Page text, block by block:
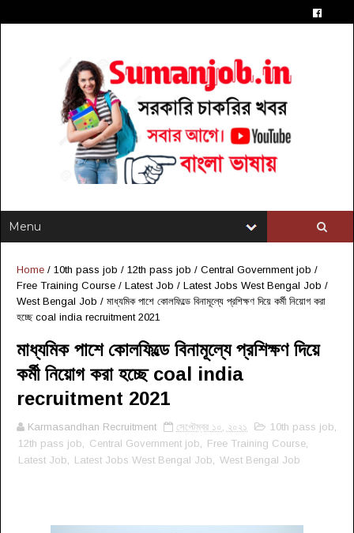
Home / 10th pass job / 12th pass job / Central Government job /
Free Training Course / Latest Job / Latest Jobs West Bengal Job /
West Bengal Job / মাধ্যমিক পাশে কোলফিল্ডে বিনামূল্যে প্রশিক্ষণ দিয়ে কর্মী নিয়োগ করা
হচ্ছে coal india recruitment 2021
মাধ্যমিক পাশে কোলফিল্ডে বিনামূল্যে প্রশিক্ষণ দিয়ে
কর্মী নিয়োগ করা হচ্ছে coal india
recruitment 2021
Karmasandhan Recruitment সেপ্টেম্বর ১০, ২০২১ 10th pass job
12th pass job
Central Government job Free Training Course
Latest Job
Latest Jobs West Bengal Job West Bengal Job